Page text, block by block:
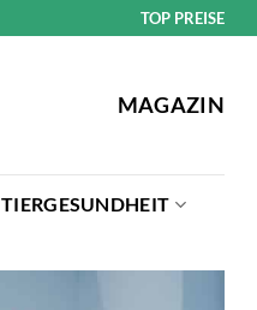
TOP PREISE
MAGAZIN
TIERGESUNDHEIT